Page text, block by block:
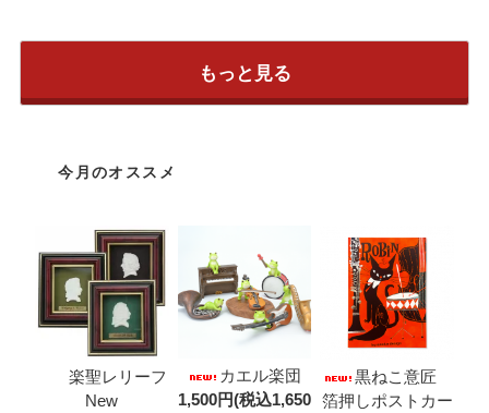
もっと見る
今月のオススメ
楽聖レリーフ
New
カエル楽団
1,500円(税込1,650
黒ねこ意匠
箔押しポストカー